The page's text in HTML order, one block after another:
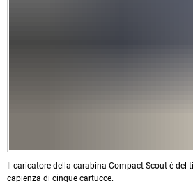
Il caricatore della carabina Compact Scout è del
capienza di cinque cartucce.